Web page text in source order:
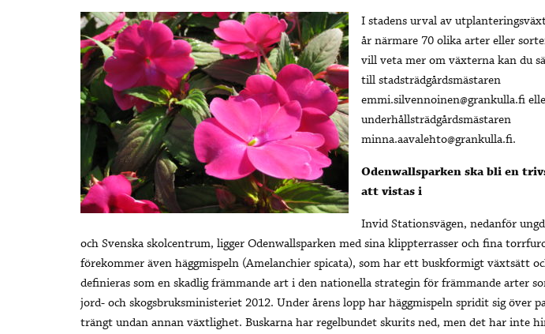
I stadens urval av
år närmare 70 olika arter eller
vill veta mer om växterna kan du
till stadsträdgårdsmästaren
emmi.silvennoinen@grankulla.fi
underhållsträdgårdsmästaren
minna.aavalehto@grankulla.fi.
Odenwallsparken ska bli en
att vistas i
Invid Stationsvägen, nedanför
och Svenska skolcentrum, ligger Odenwallsparken med sina klippterrasser och fina
förekommer även häggmispeln (Amelanchier spicata), som har ett buskformigt växtsätt
definieras som en skadlig främmande art i den nationella strategin för främmande arter
jord- och skogsbruksministeriet 2012. Under årens lopp har häggmispeln spridit sig över
trängt undan annan växtlighet. Buskarna har regelbundet skurits ned, men det har inte